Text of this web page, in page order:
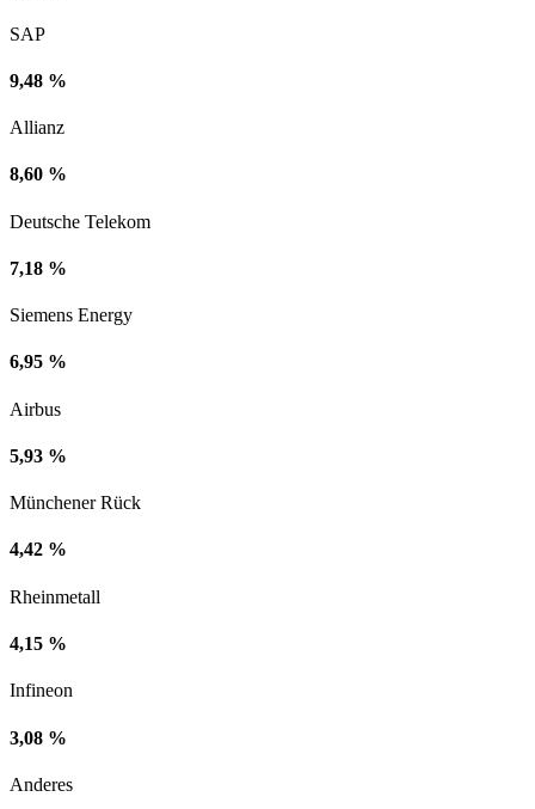
SAP
9,48 %
Allianz
8,60 %
Deutsche Telekom
7,18 %
Siemens Energy
6,95 %
Airbus
5,93 %
Münchener Rück
4,42 %
Rheinmetall
4,15 %
Infineon
3,08 %
Anderes